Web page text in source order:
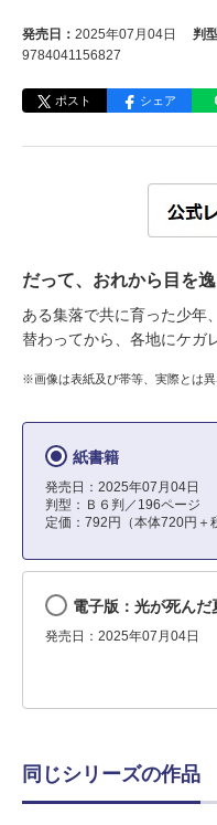
発売日： 2025年07月04日 判
9784041156827
ポスト シェア
だって、おれから目を
ある集落で共に育った少年
替わってから、各地にケガ
※画像は表紙及び帯等、実際とは異
紙書籍
発売日：2025年07月04日
判型：Ｂ６判／196ページ
定価：792円（本体720円＋
電子版：光が死ん
発売日：2025年07月04日
同じシリーズの作品